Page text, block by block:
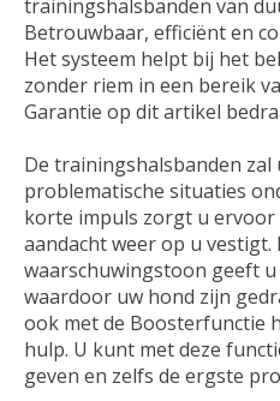
trainingshalsbanden van
Betrouwbaar, efficiënt en
Het systeem helpt bij het
zonder riem in een bereik
Garantie op dit artikel
De trainingshalsbanden
problematische situaties
korte impuls zorgt u ervoor
aandacht weer op u
waarschuwingstoon geeft
waardoor uw hond zijn
ook met de Boosterfunctie
hulp. U kunt met deze
geven en zelfs de ergste